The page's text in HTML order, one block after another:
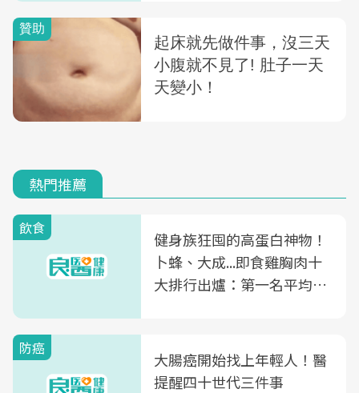
熱門推薦
飲食
健身族狂囤的高蛋白神物！
卜蜂、大成...即食雞胸肉十
大排行出爐：第一名平均一
防癌
大腸癌開始找上年輕人！醫
提醒四十世代三件事